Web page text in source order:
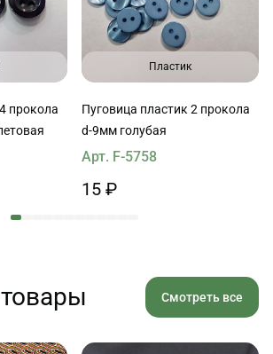
прокола
Пластик
Пуговица пластик 2 прокола
d-9мм голубая
Арт. F-5758
15 ₽
Смотреть все